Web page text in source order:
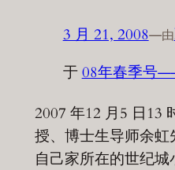
3 月 21, 2008—由
于08年春季号
2007 年12 月5 日13
授、博士生导师余虹
自己家所在的世纪